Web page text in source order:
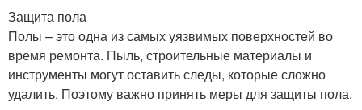
Защита пола
Полы – это одна из самых уязвимых поверхностей во
время ремонта. Пыль, строительные материалы и
инструменты могут оставить следы, которые сложно
удалить. Поэтому важно принять меры для защиты пола.